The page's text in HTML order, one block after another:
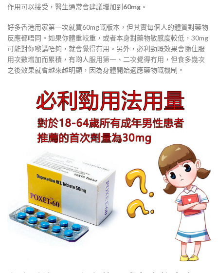
作用可以接受，醫生通常會建議增加到 60mg 。
好多香港用家第一次就買60mg嘅版本，但其實每個人的體質對藥物
反應都唔同。如果你體重較重，或者本身對藥物敏感度較低，30mg
可能對你嚟講唔夠，就會覺得冇用。另外，必利勁嘅效果會隨住服
用次數增加而累積，有啲人服用第一、二次覺得冇用，但食多幾次
之後效果就會越來越明顯，因為身體開始適應藥物嘅機制。